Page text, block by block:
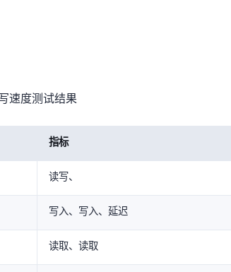
速度测试结果
指标
RND4K/Q1读写、4K IOPS
RND4K/Q1写入、RND4K/Q32写入、延迟
RND4K/Q1读取、SEQ1M读取